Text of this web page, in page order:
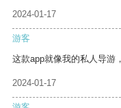
2024-01-17
游客
这款app就像我的私人导游
2024-01-17